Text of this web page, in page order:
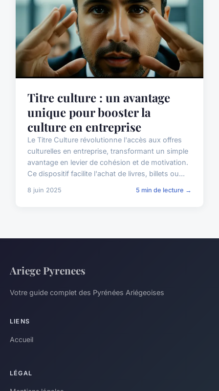
Titre culture : un avantage
unique pour booster la
culture en entreprise
Le Titre Culture révolutionne l'accès aux offres
culturelles en entreprise, transformant un simple
avantage en levier de cohésion et de motivation.
Ce dispositif facilite l'achat de livres, billets ou...
8 juin 2025 5 min de lecture →
Ariege Pyrenees
Votre guide complet des Pyrénées Ariégeoises
LIENS
Accueil
LÉGAL